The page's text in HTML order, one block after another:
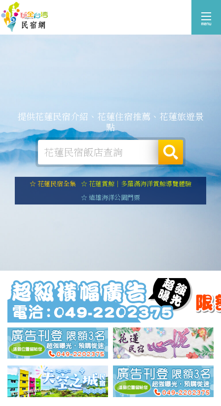
提供花蓮民宿介紹、花蓮住宿推薦、花蓮旅遊景
點
☆ 花蓮民宿全集 ☆ 花蓮賞鯨｜多羅滿海洋賞鯨導覽體驗
☆ 遠雄海洋公園門票